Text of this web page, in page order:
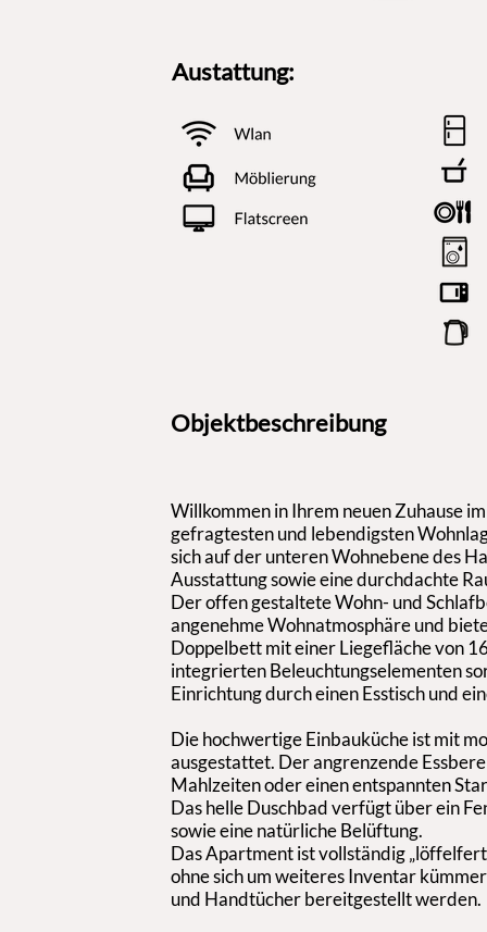
Austattung:
Objektbeschreibung
Willkommen in Ihrem neuen Zuhause
gefragtesten und lebendigsten
sich auf der unteren Wohnebene des
Ausstattung sowie eine durchdachte
Der offen gestaltete Wohn- und
angenehme Wohnatmosphäre und
Doppelbett mit einer Liegefläche von
integrierten Beleuchtungselementen
Einrichtung durch einen Esstisch und
Die hochwertige Einbauküche ist mit
ausgestattet. Der angrenzende
Mahlzeiten oder einen entspannten
Das helle Duschbad verfügt über ein
sowie eine natürliche Belüftung.
Das Apartment ist vollständig
ohne sich um weiteres Inventar
und Handtücher bereitgestellt werden.